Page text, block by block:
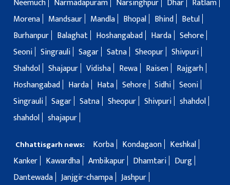
Morena
Mandsaur Mandla Bhopal Bhind
Betul
Burhanpur
Balaghat Hoshangabad Harda Sehore
Seoni Singrauli Sagar Satna Sheopur Shivpuri
Shahdol Shajapur Vidisha Rewa Raisen
Rajgarh
Hoshangabad
Harda Hata Sehore Sidhi Seoni
Singrauli Sagar Satna Sheopur Shivpuri shahdol
shahdol shajapur
Chhattisgarh news: Korba Kondagaon
Keshkal
Kanker
Kawardha Ambikapur Dhamtari
Durg
Dantewada Janjgir-champa Jashpur